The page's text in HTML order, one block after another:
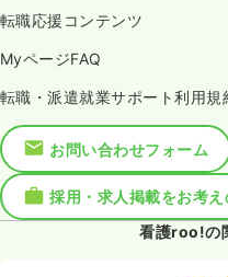
転職応援コンテンツ
MyページFAQ
転職・派遣就業サポート利用
お問い合わせフォーム
採用・求人掲載をお考え
看護roo!の